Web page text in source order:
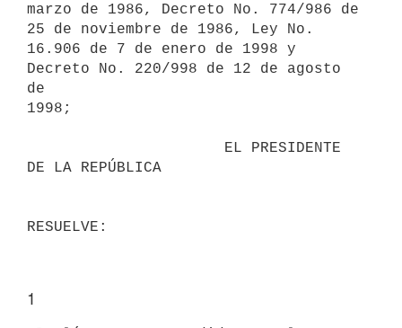
marzo de 1986, Decreto No. 774/986 de
25 de noviembre de 1986, Ley No.
16.906 de 7 de enero de 1998 y
Decreto No. 220/998 de 12 de agosto
de
1998;
DE LA REPÚBLICA
1